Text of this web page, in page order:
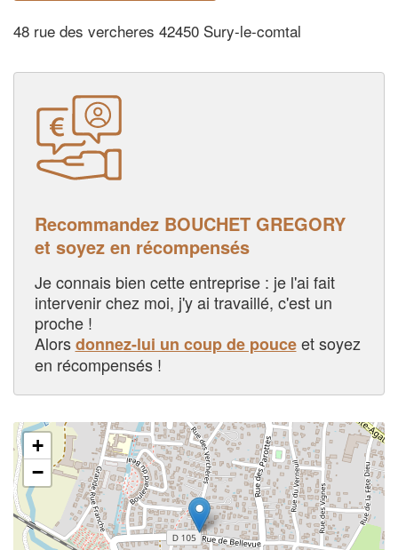
48 rue des vercheres 42450 Sury-le-comtal
Recommandez BOUCHET GREGORY
et soyez en récompensés
Je connais bien cette entreprise : je l'ai fait
intervenir chez moi, j'y ai travaillé, c'est un
proche !
Alorsdonnez-lui un coup de pouceet soyez
en récompensés !
+
−